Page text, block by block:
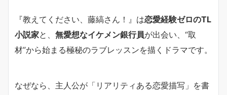
『教えてください、藤縞さん！』は恋愛経験ゼロのTL
小説家と、 無愛想なイケメン銀行員が出会い、“取
材”から始まる極秘のラブレッスンを描くドラマです。
なぜなら、主人公が「リアリティある恋愛描写」を書